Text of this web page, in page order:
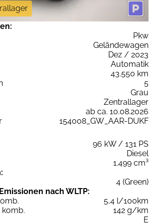
Pkw
Geländewagen
Dez / 2023
Automatik
43.550 km
5
Grau
Zentrallager
ab ca. 10.08.2026
154008_GW_AAR-DUKF
96 kW / 131 PS
Diesel
1.499 cm³
4 (Green)
nach WLTP:
5,4 l/100km
komb.
142 g/km
E